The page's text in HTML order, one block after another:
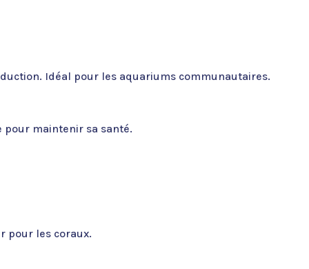
Idéal pour les aquariums communautaires.
pour maintenir sa santé.
pour les coraux.